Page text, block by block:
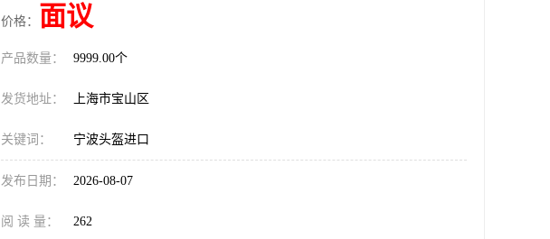
价格： 面议
产品数量： 9999.00个
发货地址： 上海市宝山区
关键词： 宁波头盔进口
发布日期： 2026-08-07
阅 读 量： 262